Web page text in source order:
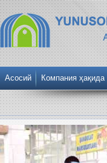
Асосий Компания ҳақида